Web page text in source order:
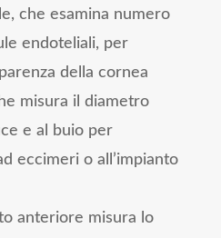
che esamina numero
endoteliali, per
della cornea
misura il diametro
e al buio per
eccimeri o all’impianto
anteriore misura lo